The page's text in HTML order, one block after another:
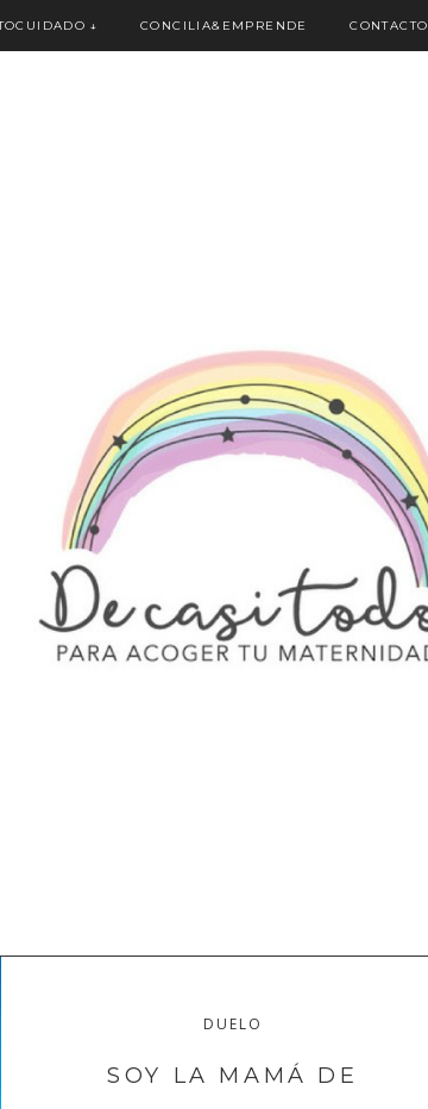
↓ CONCILIA&EMPRENDE CONTACTO
DUELO
SOY LA MAMÁ DE